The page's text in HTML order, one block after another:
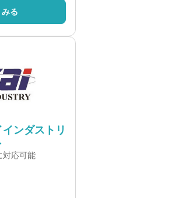
る
ンダストリ
対応可能